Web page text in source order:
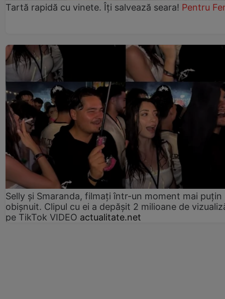
Tartă rapidă cu vinete. Îți salvează seara! Pentru
Selly și Smaranda, filmați într-un moment mai puțin
obișnuit. Clipul cu ei a depășit 2 milioane de
pe TikTok VIDEO actualitate.net